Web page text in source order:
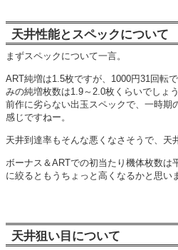
天井性能とスペックについて
まずスペックについて一言。
ART純増は1.5枚ですが、1000円31回転
みの純増枚数は1.9～2.0枚くらいでしょ
前作に劣らない出玉スペックで、一時
感じですねー。
天井到達率もそんな悪くなさそうで、天
ボーナス＆ARTでの初当たり機体枚数は
に絞るともうちょっと高くなるかと思い
天井狙い目について